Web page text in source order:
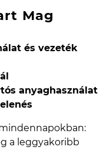
Mag
és vezeték
anyaghasználat
a leggyakoribb